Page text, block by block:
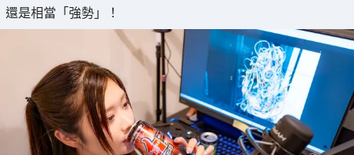
還是相當「強勢」！